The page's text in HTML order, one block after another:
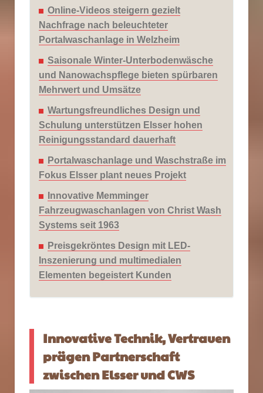
Online-Videos steigern gezielt
Nachfrage nach beleuchteter
Portalwaschanlage in Welzheim
Saisonale Winter-Unterbodenwäsche
und Nanowachspflege bieten spürbaren
Mehrwert und Umsätze
Wartungsfreundliches Design und
Schulung unterstützen Elsser hohen
Reinigungsstandard dauerhaft
Portalwaschanlage und Waschstraße im
Fokus Elsser plant neues Projekt
Innovative Memminger
Fahrzeugwaschanlagen von Christ Wash
Systems seit 1963
Preisgekröntes Design mit LED-
Inszenierung und multimedialen
Elementen begeistert Kunden
Innovative Technik, Vertrauen
prägen Partnerschaft
zwischen Elsser und CWS